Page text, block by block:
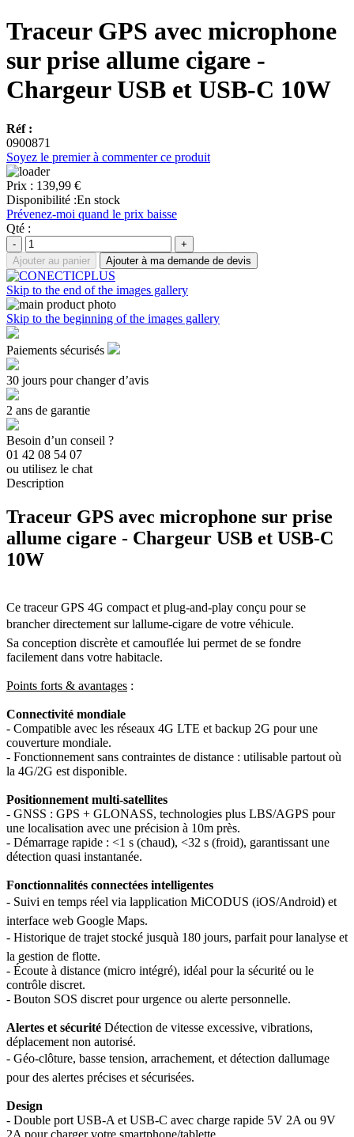
Traceur GPS avec microphone
sur prise allume cigare -
Chargeur USB et USB-C 10W
Réf :
0900871
Soyez le premier à commenter ce produit
Prix : 139,99 €
Disponibilité :En stock
Prévenez-moi quand le prix baisse
Qté :
-
+
Ajouter au panier
Ajouter à ma demande de devis
Skip to the end of the images gallery
Skip to the beginning of the images gallery
Paiements sécurisés
30 jours pour changer d’avis
2 ans de garantie
Besoin d’un conseil ?
01 42 08 54 07
ou utilisez le chat
Description
Traceur GPS avec microphone sur prise
allume cigare - Chargeur USB et USB-C
10W
Ce traceur GPS 4G compact et plug-and-play conçu pour se
brancher directement sur lallume-cigare de votre véhicule.
Sa conception discrète et camouflée lui permet de se fondre
facilement dans votre habitacle.
Points forts & avantages :
Connectivité mondiale
- Compatible avec les réseaux 4G LTE et backup 2G pour une
couverture mondiale.
- Fonctionnement sans contraintes de distance : utilisable partout où
la 4G/2G est disponible.
Positionnement multi-satellites
- GNSS : GPS + GLONASS, technologies plus LBS/AGPS pour
une localisation avec une précision à 10m près.
- Démarrage rapide : <1 s (chaud), <32 s (froid), garantissant une
détection quasi instantanée.
Fonctionnalités connectées intelligentes
- Suivi en temps réel via lapplication MiCODUS (iOS/Android) et
interface web Google Maps.
- Historique de trajet stocké jusquà 180 jours, parfait pour lanalyse et
la gestion de flotte.
- Écoute à distance (micro intégré), idéal pour la sécurité ou le
contrôle discret.
- Bouton SOS discret pour urgence ou alerte personnelle.
Alertes et sécurité Détection de vitesse excessive, vibrations,
déplacement non autorisé.
- Géo-clôture, basse tension, arrachement, et détection dallumage
pour des alertes précises et sécurisées.
Design
- Double port USB-A et USB-C avec charge rapide 5V 2A ou 9V
2A pour charger votre smartphone/tablette.